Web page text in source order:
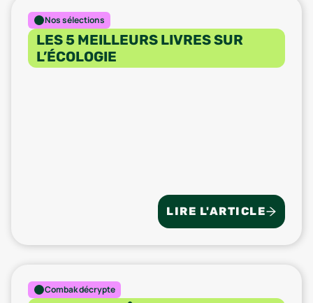
Nos sélections
LES 5 MEILLEURS LIVRES SUR
L’ÉCOLOGIE
LIRE L'ARTICLE
Combak décrypte